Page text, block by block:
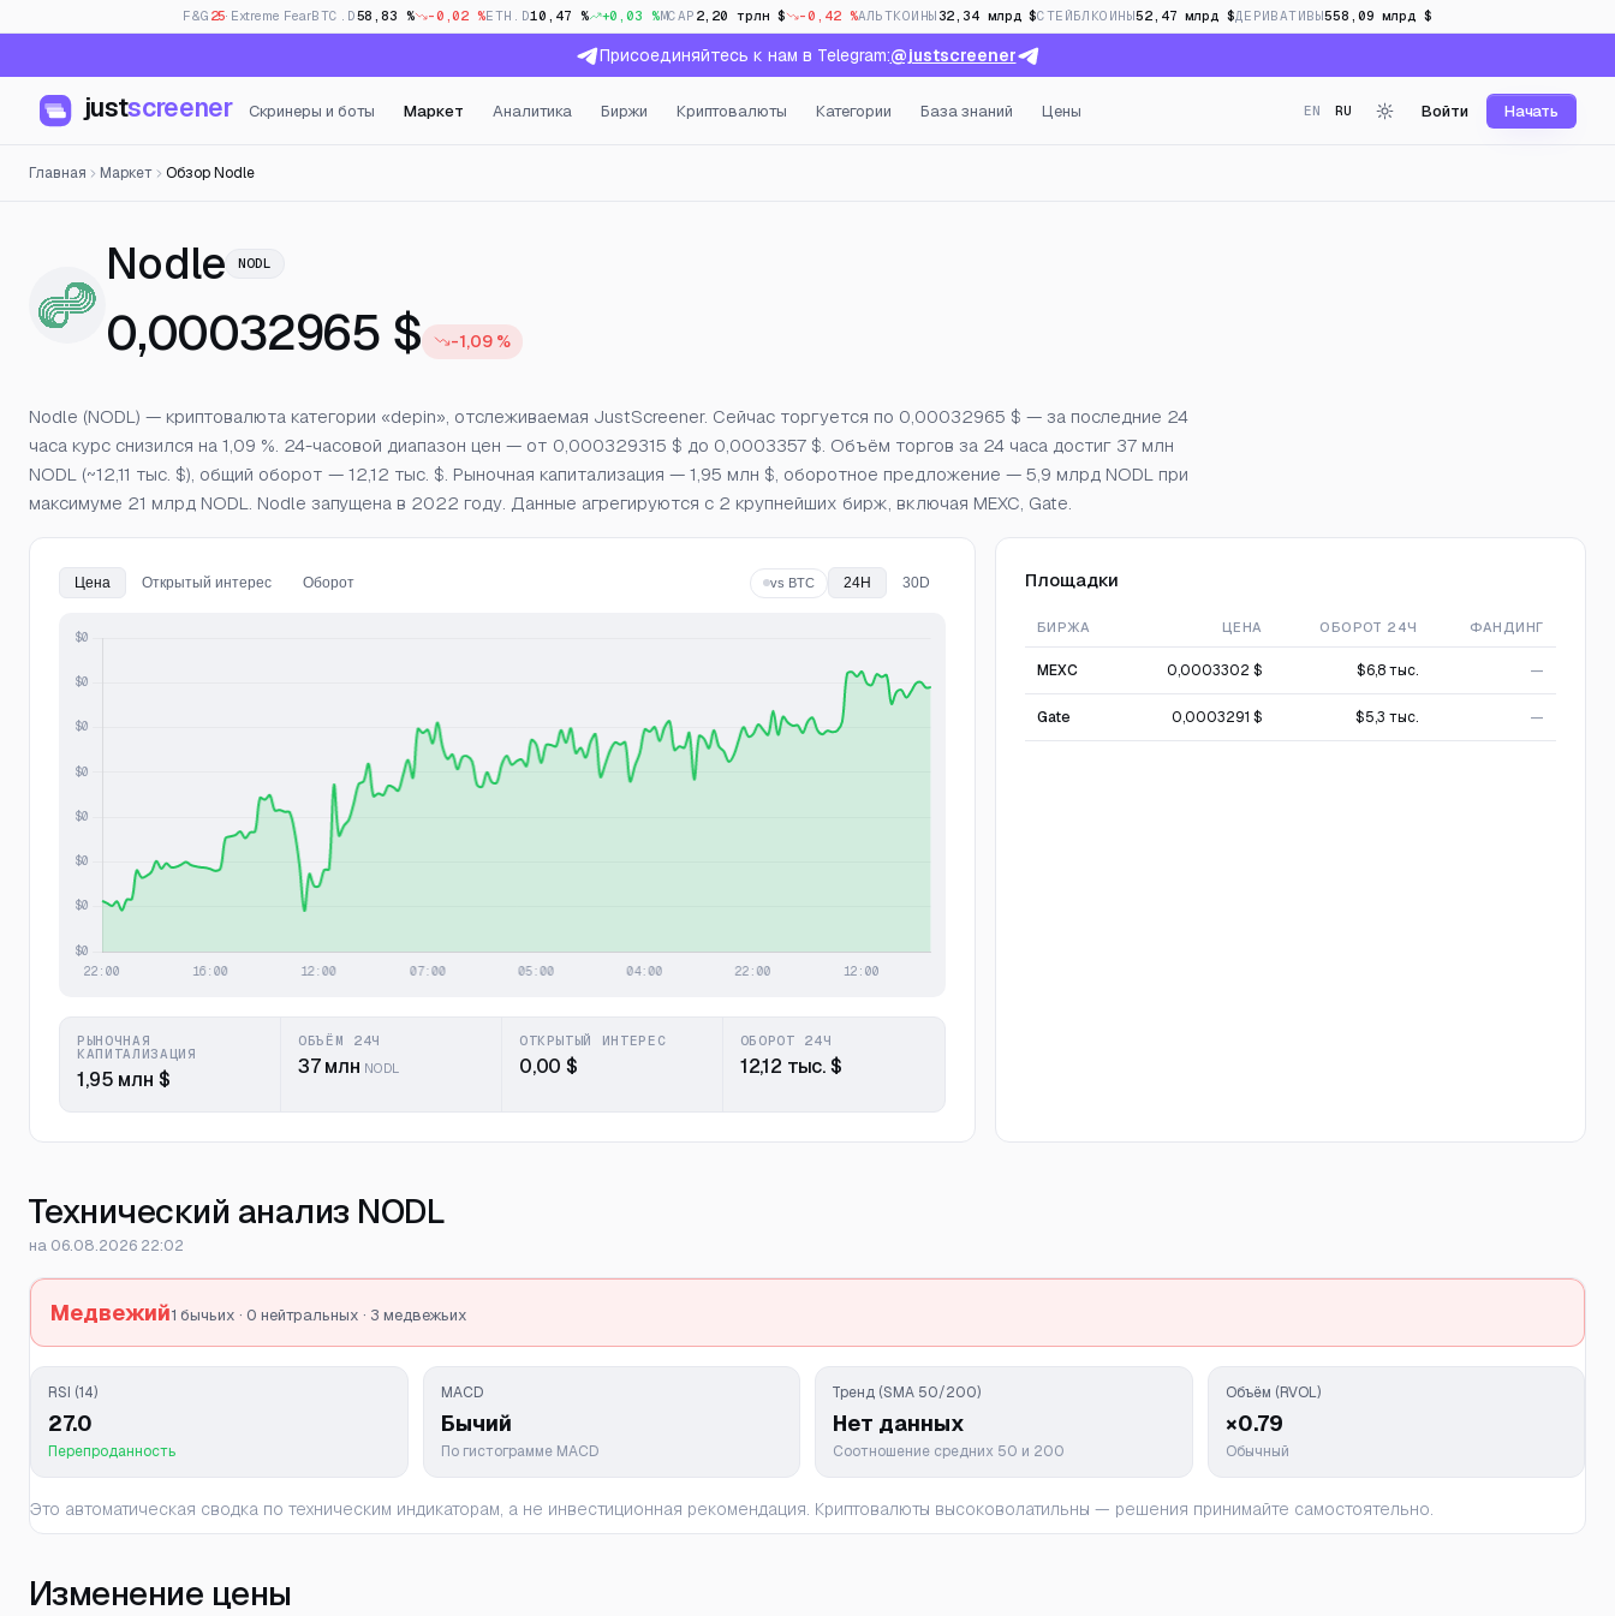
F&G 25· Extreme FearBTC.D58,83 % -0,02 %ETH.D10,47 % +0,03 %MCAP 2,20 трлн $ -0,42 %АЛЬТКОИНЫ 32,34 млрд $СТЕЙБЛКОИНЫ52,47 млрд $ДЕРИВАТИВЫ558,09 млрд $
Присоединяйтесь к нам в Telegram:@justscreener
justscreener Скринеры и боты Маркет Аналитика Биржи Криптовалюты Категории База знаний Цены EN RU Войти Начать
Главная Маркет Обзор Nodle
Nodle— Цена, открытый интерес и фандинг в реальном времени
NODL
0,00032965 $ -1,09 %
Nodle (NODL) — криптовалюта категории «depin», отслеживаемая JustScreener. Сейчас торгуется по 0,00032965 $ — за последние 24
часа курс снизился на 1,09 %. 24-часовой диапазон цен — от 0,000329315 $ до 0,0003357 $. Объём торгов за 24 часа достиг 37 млн
NODL (~12,11 тыс. $), общий оборот — 12,12 тыс. $. Рыночная капитализация — 1,95 млн $, оборотное предложение — 5,9 млрд NODL при
максимуме 21 млрд NODL. Nodle запущена в 2022 году. Данные агрегируются с 2 крупнейших бирж, включая MEXC, Gate.
Цена Открытый интерес Оборот vs BTC 24H 30D
РЫНОЧНАЯ
КАПИТАЛИЗАЦИЯ
1,95 млн $
ОБЪЁМ 24Ч
37 млн NODL
ОТКРЫТЫЙ ИНТЕРЕС
0,00 $
ОБОРОТ 24Ч
12,12 тыс. $
Площадки
БИРЖА ЦЕНА ОБОРОТ 24Ч ФАНДИНГ
MEXC 0,0003302 $ $6,8 тыс. —
Gate 0,0003291 $ $5,3 тыс. —
Технический анализ NODL
на 06.08.2026 22:02
Медвежий1 бычьих · 0 нейтральных · 3 медвежьих
RSI (14)
27.0
Перепроданность
MACD
Бычий
По гистограмме MACD
Тренд (SMA 50/200)
Нет данных
Соотношение средних 50 и 200
Объём (RVOL)
×0.79
Обычный
Это автоматическая сводка по техническим индикаторам, а не инвестиционная рекомендация. Криптовалюты высоковолатильны — решения принимайте самостоятельно.
Изменение цены